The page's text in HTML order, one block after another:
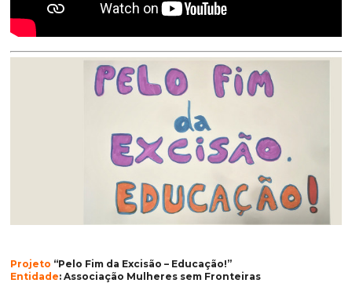
Projeto “Pelo Fim da Excisão – Educação!”
Entidade: Associação Mulheres sem Fronteiras